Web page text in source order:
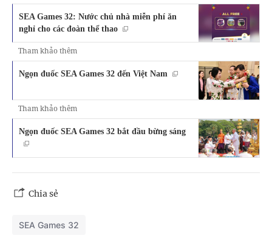
SEA Games 32: Nước chủ nhà miễn phí ăn
nghỉ cho các đoàn thể thao
Tham khảo thêm
Ngọn đuốc SEA Games 32 đến Việt Nam
Tham khảo thêm
Ngọn đuốc SEA Games 32 bắt đầu bừng sáng
Chia sẻ
SEA Games 32